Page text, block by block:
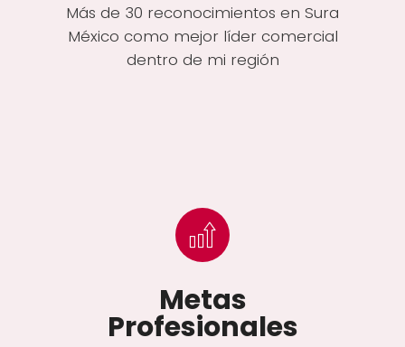
Más de 30 reconocimientos en Sura
México como mejor líder comercial
dentro de mi región
Metas
Profesionales